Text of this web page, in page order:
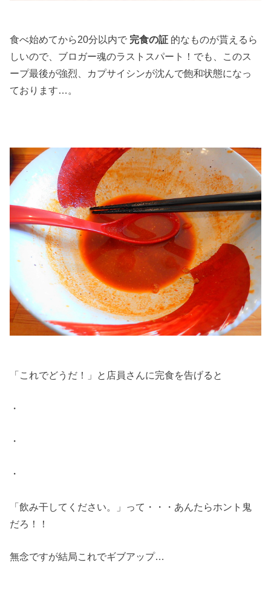
食べ始めてから20分以内で 完食の証 的なものが貰えるら
しいので、ブロガー魂のラストスパート！でも、このス
ープ最後が強烈、カプサイシンが沈んで飽和状態になっ
ております…。
「これでどうだ！」と店員さんに完食を告げると
・
・
・
「飲み干してください。」って・・・あんたらホント鬼
だろ！！
無念ですが結局これでギブアップ…